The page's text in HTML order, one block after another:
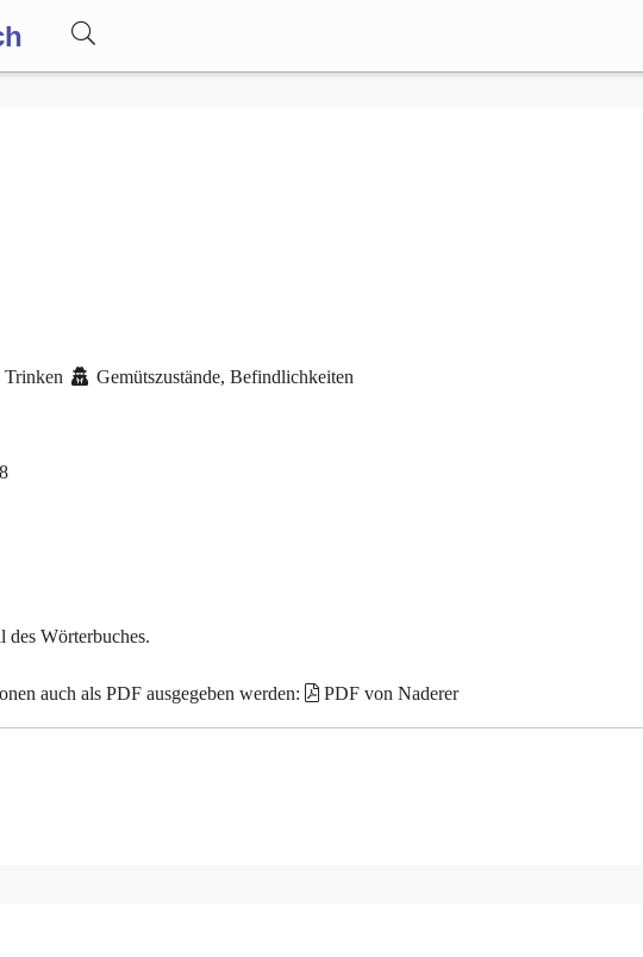
Trinken Gemütszustände, Befindlichkeiten
des Wörterbuches.
auch als PDF ausgegeben werden: PDF von Naderer